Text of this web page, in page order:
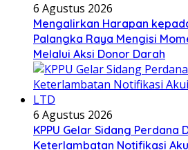
6 Agustus 2026
Mengalirkan Harapan
Palangka Raya Mengisi
Melalui Aksi Donor Darah
6 Agustus 2026
KPPU Gelar Sidang Perdana
Keterlambatan Notifikasi